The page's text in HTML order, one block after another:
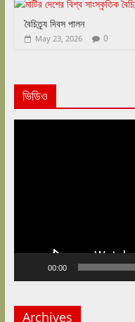
বৈচিত্র্য দিবস পালন
May 23, 2026 0
ভিডিও
00:00
Archives